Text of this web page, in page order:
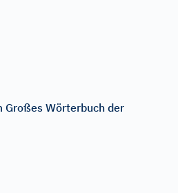
Wörterbuch der